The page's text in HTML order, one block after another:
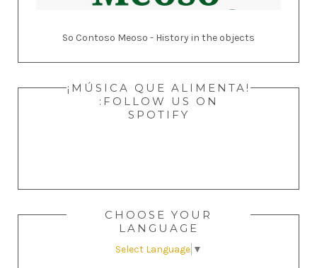
So Contoso Meoso - History in the objects
¡MÚSICA QUE ALIMENTA!
:FOLLOW US ON
SPOTIFY
CHOOSE YOUR
LANGUAGE
Select Language ▼